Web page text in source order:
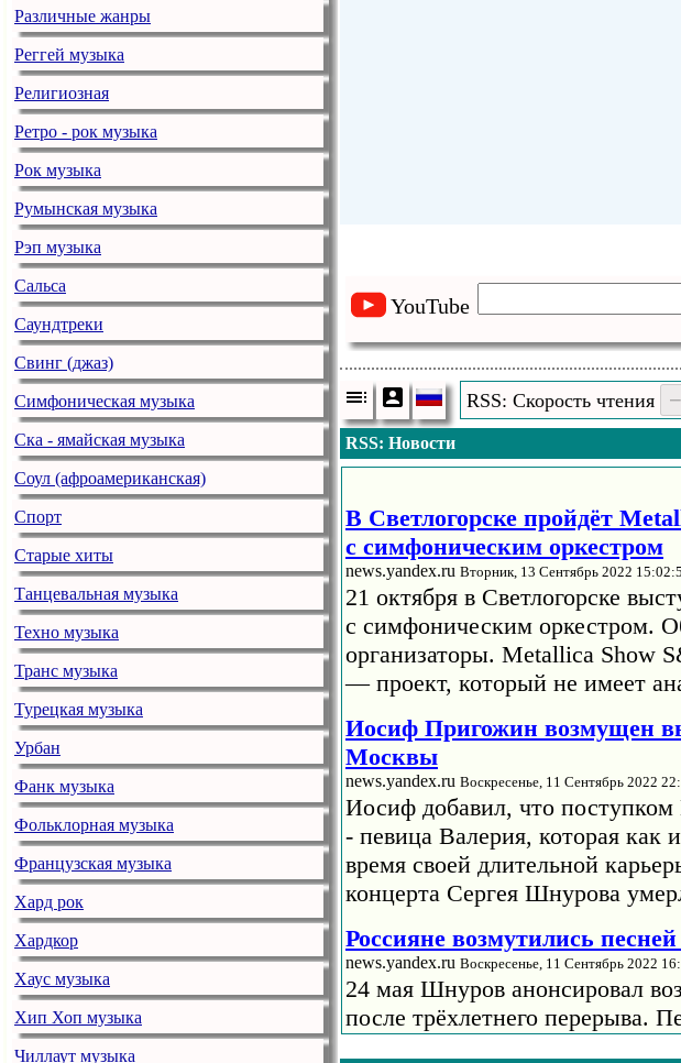
Различные жанры
Реггей музыка
Религиозная
Ретро - рок музыка
Рок музыка
Румынская музыка
Рэп музыка
Сальса
Саундтреки
Свинг (джаз)
Симфоническая музыка
Ска - ямайская музыка
Соул (афроамериканская)
Спорт
Старые хиты
Танцевальная музыка
Техно музыка
Транс музыка
Турецкая музыка
Урбан
Фанк музыка
Фольклорная музыка
Французская музыка
Хард рок
Хардкор
Хаус музыка
Хип Хоп музыка
Чиллаут музыка
YouTube
RSS: Скорость чтения
RSS: Новости
В Светлогорске пройдёт
с симфоническим оркестром
news.yandex.ru Вторник, 13 Сентябрь 2022
21 октября в Светлогорске
с симфоническим оркестром.
организаторы. Metallica Show
— проект, который не имеет
Иосиф Пригожин возмущен
Москвы
news.yandex.ru Воскресенье, 11 Сентябрь 2022
Иосиф добавил, что
- певица Валерия, которая как
время своей длительной
концерта Сергея Шнурова
Россияне возмутились
news.yandex.ru Воскресенье, 11 Сентябрь 2022
24 мая Шнуров анонсировал
после трёхлетнего перерыва.